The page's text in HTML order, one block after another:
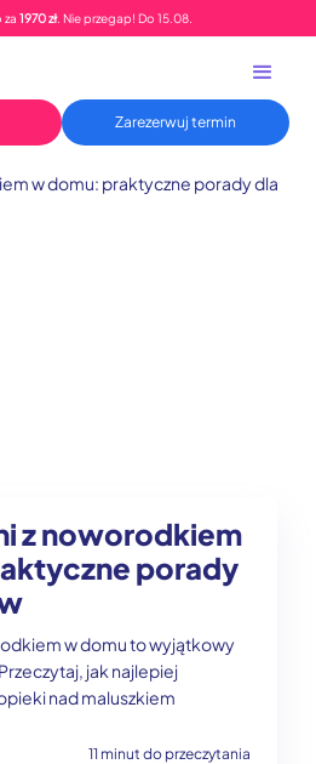
za 1970 zł. Nie przegap! Do 15.08.
Zarezerwuj termin
z noworodkiem
porady
w domu to wyjątkowy
jak najlepiej
nad maluszkiem
11 minut do przeczytania